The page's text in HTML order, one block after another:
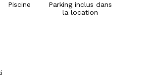
Piscine
Parking inclus dans
la location